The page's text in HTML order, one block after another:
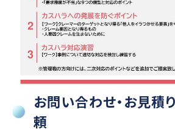
お問い合わせ・お見積
頼